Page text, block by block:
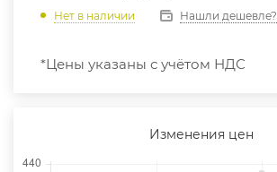
Нет в наличии Нашли дешевле?
*Цены указаны с учётом НДС
Изменения цен